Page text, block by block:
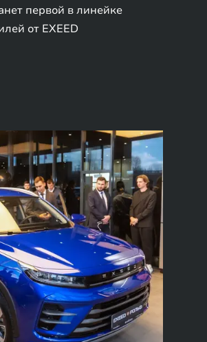
первой в линейке
от EXEED